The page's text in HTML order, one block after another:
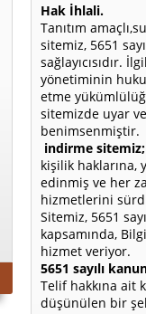
Hak İhlali.
Tanıtım
sitemiz, 5651
sağlayıcısıdır.
yönetiminin
etme
sitemizde uyar
benimsenmiştir.
indirme sitemiz;
kişilik haklarına,
edinmiş ve her
hizmetlerini
Sitemiz, 5651
kapsamında,
hizmet veriyor.
5651 sayılı
Telif hakkına ait
düşünülen bir